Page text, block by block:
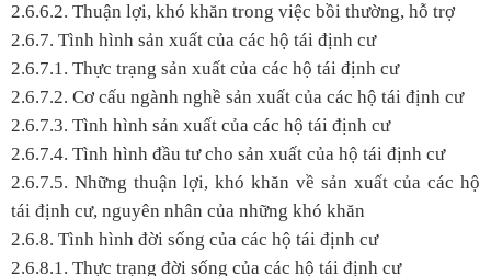
2.6.6.2. Thuận lợi, khó khăn trong việc bồi thường, hỗ trợ
2.6.7. Tình hình sản xuất của các hộ tái định cư
2.6.7.1. Thực trạng sản xuất của các hộ tái định cư
2.6.7.2. Cơ cấu ngành nghề sản xuất của các hộ tái định cư
2.6.7.3. Tình hình sản xuất của các hộ tái định cư
2.6.7.4. Tình hình đầu tư cho sản xuất của hộ tái định cư
2.6.7.5. Những thuận lợi, khó khăn về sản xuất của các hộ
tái định cư, nguyên nhân của những khó khăn
2.6.8. Tình hình đời sống của các hộ tái định cư
2.6.8.1. Thực trạng đời sống của các hộ tái định cư